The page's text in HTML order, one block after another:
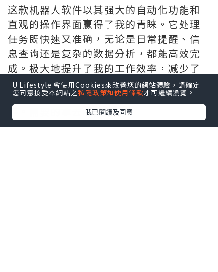
这款机器人软件以其强大的自动化功能和
直观的操作界面赢得了我的青睐。它处理
任务既快速又准确，无论是日常提醒、信
息查询还是复杂的数据分析，都能高效完
成。极大地提升了我的工作效率，减少了
重复劳动。它的智能交互也让整个使用过
程更加流畅愉快，是提升生产力的得力助
手。需要的拿去吧,官网
http://www.vst.tw
U Lifestyle 會使用Cookies來改善您的網站體驗，請確定
您同意接受本網站之私隱政策和使用條款才可繼續瀏覽。
我已閱讀及同意